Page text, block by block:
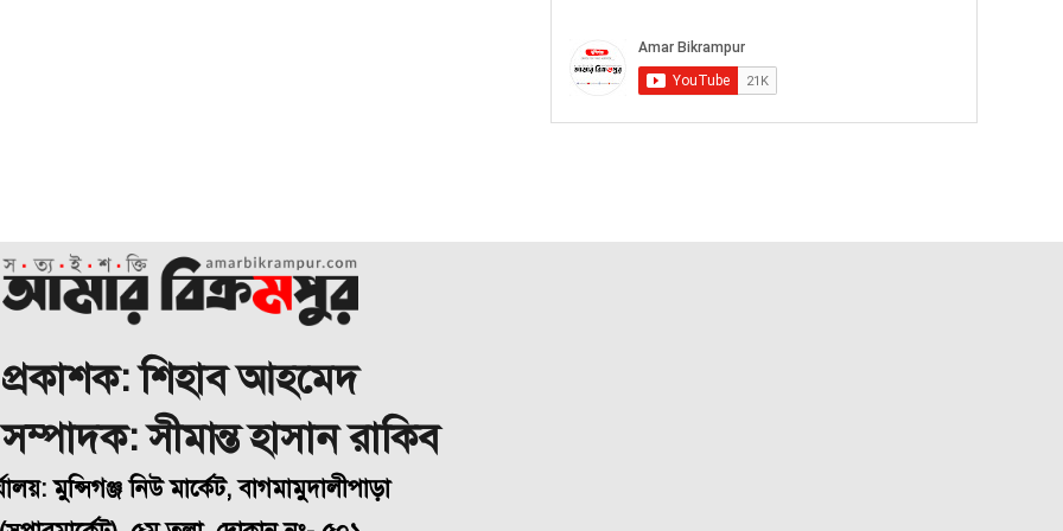
প্রকাশক: শিহাব আহমেদ
সম্পাদক: সীমান্ত হাসান রাকিব
মুন্সিগঞ্জ নিউ মার্কেট, বাগমামুদালীপাড়া